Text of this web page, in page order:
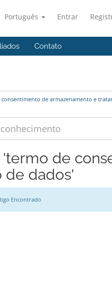
Português Entrar
Contato
de armazenamento e
'termo de
de dados'
Encontrado